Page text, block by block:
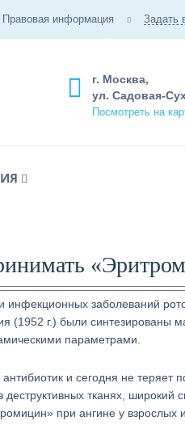
Правовая информация Задать
г. Москва,
ул. Садовая-
Посмотреть на
заболеваний
(1952 г.) были синтезированы
параметрами.
и сегодня не теряет
тканях, широкий
при ангине у взрослых